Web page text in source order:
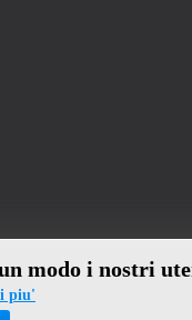
modo i nostri
piu'